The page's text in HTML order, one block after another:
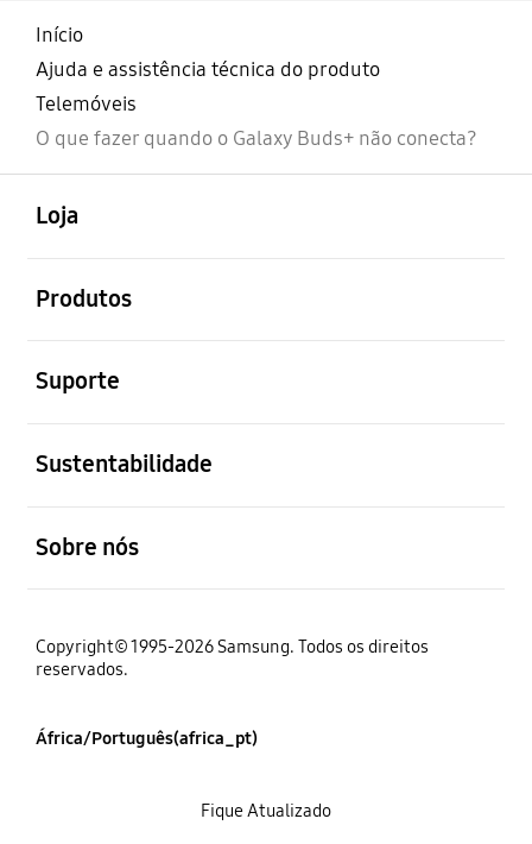
Início
Ajuda e assistência técnica do produto
Telemóveis
O que fazer quando o Galaxy Buds+ não conecta?
Loja
Produtos
Suporte
Sustentabilidade
Sobre nós
Copyright© 1995-2026 Samsung. Todos os direitos
reservados.
África/Português(africa_pt)
Fique Atualizado